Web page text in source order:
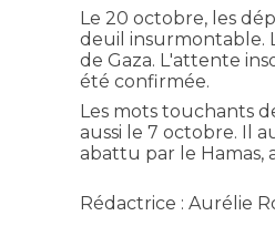
Le 20 octobre, les
deuil insurmontable.
de Gaza. L'attente
été confirmée.
Les mots touchants
aussi le 7 octobre. Il
abattu par le Hamas,
Rédactrice : Aurélie